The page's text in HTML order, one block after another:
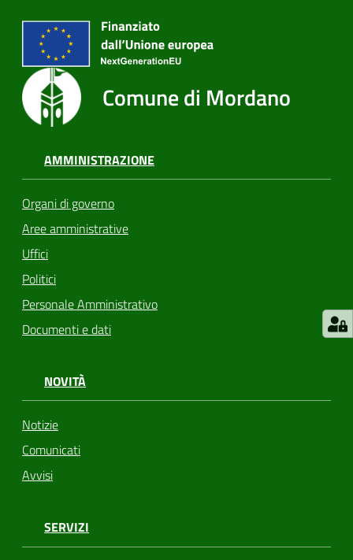
Tutti
gli
argomenti
Seguici
su
Comune di Mordano
AMMINISTRAZIONE
Organi di governo
Aree amministrative
Uffici
Politici
Personale Amministrativo
Documenti e dati
NOVITÀ
Notizie
Comunicati
Avvisi
SERVIZI